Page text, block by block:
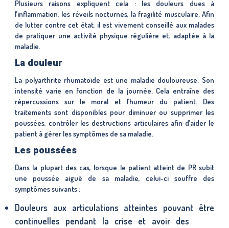
Plusieurs raisons expliquent cela : les douleurs dues à
l’inflammation, les réveils nocturnes, la fragilité musculaire. Afin
de lutter contre cet état, il est vivement conseillé aux malades
de pratiquer une activité physique régulière et, adaptée à la
maladie.
La douleur
La polyarthrite rhumatoïde est une maladie douloureuse. Son
intensité varie en fonction de la journée. Cela entraîne des
répercussions sur le moral et l’humeur du patient. Des
traitements sont disponibles pour diminuer ou supprimer les
poussées, contrôler les destructions articulaires afin d’aider le
patient à gérer les symptômes de sa maladie.
Les poussées
Dans la plupart des cas, lorsque le patient atteint de PR subit
une poussée aiguë de sa maladie, celui-ci souffre des
symptômes suivants :
Douleurs aux articulations atteintes pouvant être
continuelles pendant la crise et avoir des